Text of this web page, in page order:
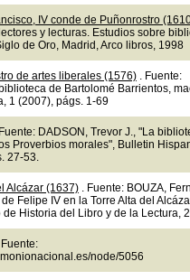
IV conde de Puñonrostro
y lecturas. Estudios sobre
de Oro, Madrid, Arco libros, 1998
de artes liberales (1576). Fuente:
de Bartolomé Barrientos,
1 (2007), págs. 1-69
DADSON, Trevor J., "La
Proverbios morales", Bulletin
27-53.
Alcázar (1637). Fuente: BOUZA,
Felipe IV en la Torre Alta del
de Historia del Libro y de la Lectura,
node/5056